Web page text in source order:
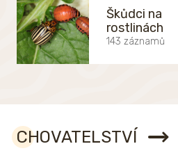
Škůdci na
rostlinách
143 záznamů
CHOVATELSTVÍ